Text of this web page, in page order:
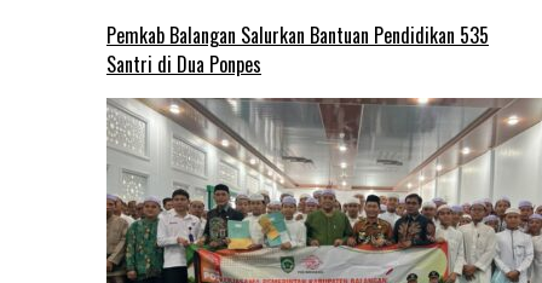
Pemkab Balangan Salurkan Bantuan Pendidikan 535
Santri di Dua Ponpes